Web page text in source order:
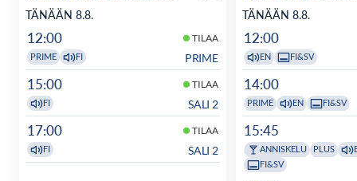
TÄNÄÄN 8.8.
12:00 TILAA
PRIME FI PRIME
15:00 TILAA
FI SALI 2
17:00 TILAA
FI SALI 2
TÄNÄÄN 8.8.
12:00
EN FI&SV
14:00
PRIME EN FI&SV
15:45
ANNISKELU PLUS
FI&SV